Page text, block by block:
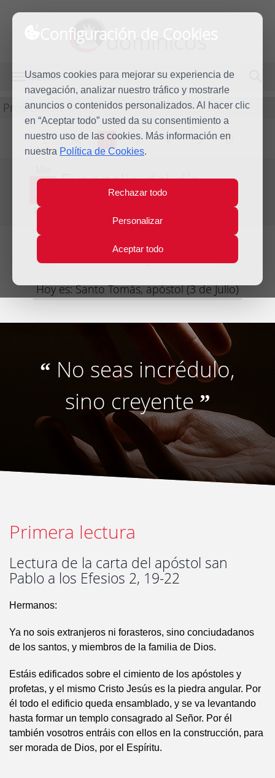
Configuración de Cookies
Usamos cookies para mejorar su experiencia de
navegación, analizar nuestro tráfico y mostrarle
anuncios o contenidos personalizados. Al hacer clic
en “Aceptar todo” usted da su consentimiento a
nuestro uso de las cookies. Más información en
nuestra Política de Cookies.
Rechazar todo
Personalizar
Aceptar todo
dominicos
MENÚ
Predicación
L M X J V S D
3
2024
Evangelio del día
Decimotercera semana del Tiempo Ordinario
Lecturas del día y comentario
Hoy es: Santo Tomás, apóstol (3 de Julio)
“ No seas incrédulo,
sino creyente”
Primera lectura
Lectura de la carta del apóstol san
Pablo a los Efesios 2, 19-22
Hermanos:
Ya no sois extranjeros ni forasteros, sino conciudadanos
de los santos, y miembros de la familia de Dios.
Estáis edificados sobre el cimiento de los apóstoles y
profetas, y el mismo Cristo Jesús es la piedra angular. Por
él todo el edificio queda ensamblado, y se va levantando
hasta formar un templo consagrado al Señor. Por él
también vosotros entráis con ellos en la construcción, para
ser morada de Dios, por el Espíritu.